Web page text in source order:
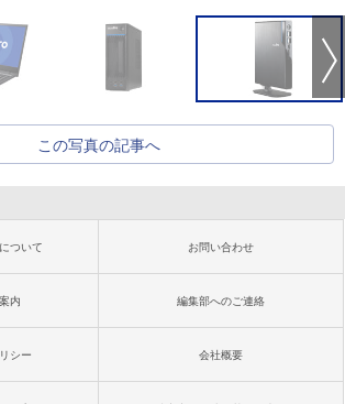
この写真の記事へ
ついて お問い合わせ
内 編集部へのご連絡
シー 会社概要